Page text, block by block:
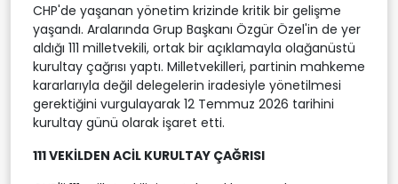
CHP'de yaşanan yönetim krizinde kritik bir gelişme
yaşandı. Aralarında Grup Başkanı Özgür Özel'in de yer
aldığı 111 milletvekili, ortak bir açıklamayla olağanüstü
kurultay çağrısı yaptı. Milletvekilleri, partinin mahkeme
kararlarıyla değil delegelerin iradesiyle yönetilmesi
gerektiğini vurgulayarak 12 Temmuz 2026 tarihini
kurultay günü olarak işaret etti.
111 VEKİLDEN ACİL KURULTAY ÇAĞRISI